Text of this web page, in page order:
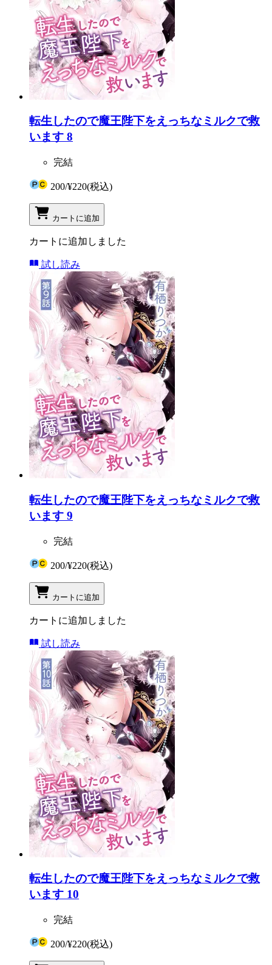
転生したので魔王陛下をえっちなミルクで救
います 8
完結
200/¥220(税込)
カートに追加
カートに追加しました
試し読み
転生したので魔王陛下をえっちなミルクで救
います 9
完結
200/¥220(税込)
カートに追加
カートに追加しました
試し読み
転生したので魔王陛下をえっちなミルクで救
います 10
完結
200/¥220(税込)